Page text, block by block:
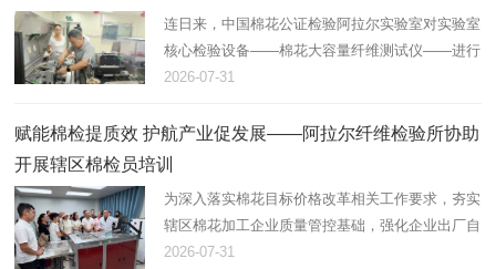
连日来，中国棉花公证检验阿拉尔实验室对实验室
核心检验设备——棉花大容量纤维测试仪——进行
了大保养。
2026-07-31
赋能棉检提质效 护航产业促发展——阿拉尔纤维检验所协助
开展辖区棉检员培训
为深入落实棉花目标价格改革相关工作要求，夯实
辖区棉花加工企业质量管控基础，强化企业出厂自
检能力，助力第一师阿拉尔市棉花产业高质量发
2026-07-31